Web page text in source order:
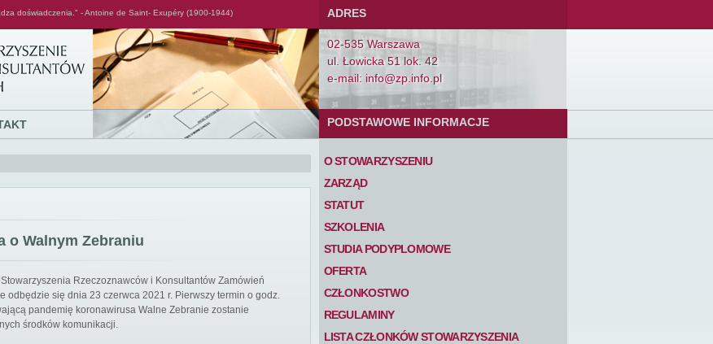
doświadczenia." - Antoine de Saint- Exupéry (1900-1944) ADRES
02-535 Warszawa
ul. Łowicka 51 lok. 42
e-mail: info@zp.info.pl
PODSTAWOWE INFORMACJE
O STOWARZYSZENIU
ZARZĄD
STATUT
SZKOLENIA
STUDIA PODYPLOMOWE
OFERTA
CZŁONKOSTWO
REGULAMINY
LISTA CZŁONKÓW STOWARZYSZENIA
o Walnym Zebraniu
Rzeczoznawców i Konsultantów Zamówień
odbędzie się dnia 23 czerwca 2021 r. Pierwszy termin o godz.
pandemię koronawirusa Walne Zebranie zostanie
środków komunikacji.